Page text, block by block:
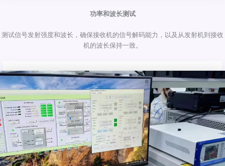
功率和波长测试
测试信号发射强度和波长，确保接收机的信号解码能力，以及从发射机到接收
机的波长保持一致。